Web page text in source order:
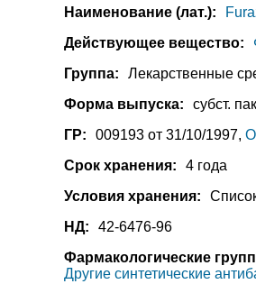
Наименование (лат.):
Действующее вещество:
Группа:
Лекарственные
Форма выпуска:
субст.
ГР:
009193 от 31/10/1997,
Срок хранения:
4 года
Условия хранения:
НД:
42-6476-96
Фармакологические
Другие синтетические